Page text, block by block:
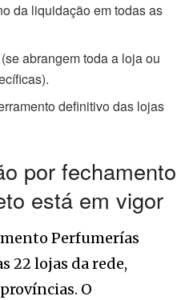
da liquidação em todas as
abrangem toda a loja ou
definitivo das lojas
por fechamento
está em vigor
Perfumerías
22 lojas da rede,
O